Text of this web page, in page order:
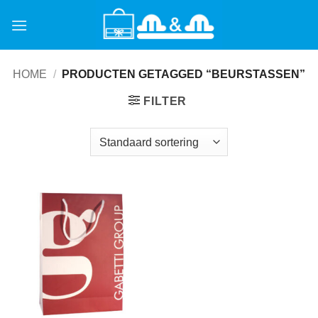
naar
HOME / PRODUCTEN GETAGGED “BEURSTASSEN”
FILTER